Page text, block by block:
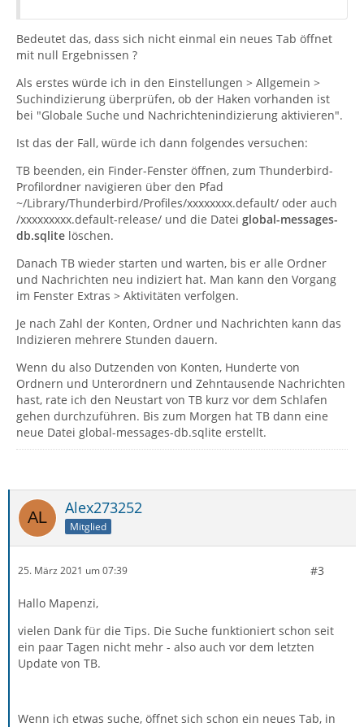
Bedeutet das, dass sich nicht einmal ein neues Tab öffnet
mit null Ergebnissen ?
Als erstes würde ich in den Einstellungen > Allgemein >
Suchindizierung überprüfen, ob der Haken vorhanden ist
bei "Globale Suche und Nachrichtenindizierung aktivieren".
Ist das der Fall, würde ich dann folgendes versuchen:
TB beenden, ein Finder-Fenster öffnen, zum Thunderbird-
Profilordner navigieren über den Pfad
~/Library/Thunderbird/Profiles/xxxxxxxx.default/ oder auch
/xxxxxxxxx.default-release/ und die Datei global-messages-
db.sqlite löschen.
Danach TB wieder starten und warten, bis er alle Ordner
und Nachrichten neu indiziert hat. Man kann den Vorgang
im Fenster Extras > Aktivitäten verfolgen.
Je nach Zahl der Konten, Ordner und Nachrichten kann das
Indizieren mehrere Stunden dauern.
Wenn du also Dutzenden von Konten, Hunderte von
Ordnern und Unterordnern und Zehntausende Nachrichten
hast, rate ich den Neustart von TB kurz vor dem Schlafen
gehen durchzuführen. Bis zum Morgen hat TB dann eine
neue Datei global-messages-db.sqlite erstellt.
Alex273252
Mitglied
25. März 2021 um 07:39 #3
Hallo Mapenzi,
vielen Dank für die Tips. Die Suche funktioniert schon seit
ein paar Tagen nicht mehr - also auch vor dem letzten
Update von TB.
Wenn ich etwas suche, öffnet sich schon ein neues Tab, in